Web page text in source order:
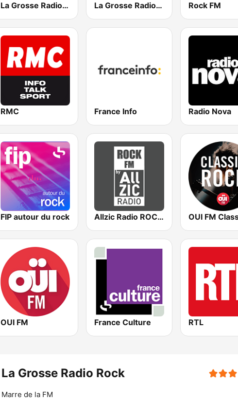
La Grosse Radio Reggae La Grosse Radio Metal Rock FM
RMC France Info Radio Nova
FIP autour du rock Allzic Radio ROCK FM
OUI FM France Culture RTL
La Grosse Radio Rock
Marre de la FM